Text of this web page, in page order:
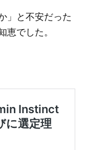
」と不安だった
恵でした。